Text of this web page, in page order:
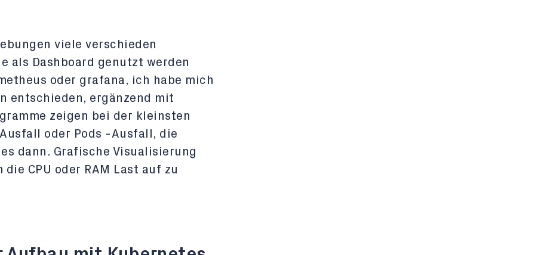
viele verschieden
als Dashboard genutzt werden
oder grafana, ich habe mich
entschieden, ergänzend mit
zeigen bei der kleinsten
oder Pods -Ausfall, die
dann. Grafische Visualisierung
CPU oder RAM Last auf zu